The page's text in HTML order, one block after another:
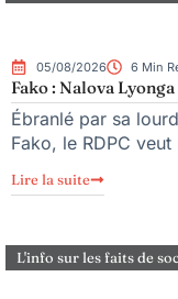
05/08/2026 6 Min
Fako : Nalova
Ébranlé par sa
Fako, le RDPC
Lire la suite
L'info sur les faits de